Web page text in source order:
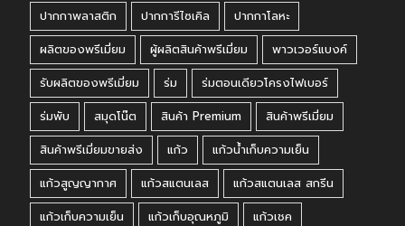
ปากกาพลาสติก
ปากการีไซเคิล
ปากกาโลหะ
ผลิตของพรีเมี่ยม
ผู้ผลิตสินค้าพรีเมี่ยม
พาวเวอร์แบงค์
รับผลิตของพรีเมี่ยม
ร่ม
ร่มตอนเดียวโครงไฟเบอร์
ร่มพับ
สมุดโน๊ต สินค้า Premium
สินค้าพรีเมี่ยม
สินค้าพรีเมี่ยมขายส่ง
แก้ว
แก้วน้ำเก็บความเย็น
แก้วสูญญากาศ
แก้วสแตนเลส
แก้วสแตนเลส สกรีน
แก้วเก็บความเย็น
แก้วเก็บอุณหภูมิ
แก้วเชค